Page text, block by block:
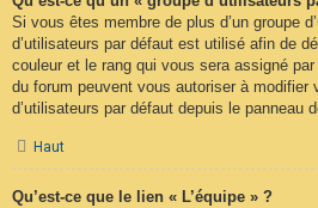
Si vous êtes membre de plus d’un groupe
d’utilisateurs par défaut est utilisé afin de
couleur et le rang qui vous sera assigné
du forum peuvent vous autoriser à modifier
d’utilisateurs par défaut depuis le panneau
Haut
Qu’est-ce que le lien « L’équipe » ?